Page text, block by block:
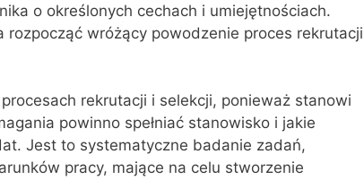
o określonych cechach i umiejętnościach.
wróżący powodzenie proces rekrutacji
rekrutacji i selekcji, ponieważ stanowi
powinno spełniać stanowisko i jakie
Jest to systematyczne badanie zadań,
pracy, mające na celu stworzenie